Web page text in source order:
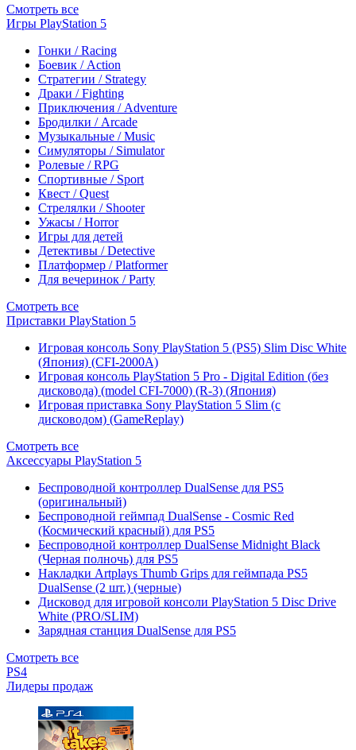
Смотреть все
Игры PlayStation 5
Гонки / Racing
Боевик / Action
Стратегии / Strategy
Драки / Fighting
Приключения / Adventure
Бродилки / Arcade
Музыкальные / Music
Симуляторы / Simulator
Ролевые / RPG
Спортивные / Sport
Квест / Quest
Стрелялки / Shooter
Ужасы / Horror
Игры для детей
Детективы / Detective
Платформер / Platformer
Для вечеринок / Party
Смотреть все
Приставки PlayStation 5
Игровая консоль Sony PlayStation 5 (PS5) Slim Disc White
(Япония) (CFI-2000A)
Игровая консоль PlayStation 5 Pro - Digital Edition (без
дисковода) (model CFI-7000) (R-3) (Япония)
Игровая приставка Sony PlayStation 5 Slim (с
дисководом) (GameReplay)
Смотреть все
Аксессуары PlayStation 5
Беспроводной контроллер DualSense для PS5
(оригинальный)
Беспроводной геймпад DualSense - Cosmic Red
(Космический красный) для PS5
Беспроводной контроллер DualSense Midnight Black
(Черная полночь) для PS5
Накладки Artplays Thumb Grips для геймпада PS5
DualSense (2 шт.) (черные)
Дисковод для игровой консоли PlayStation 5 Disc Drive
White (PRO/SLIM)
Зарядная станция DualSense для PS5
Смотреть все
PS4
Лидеры продаж